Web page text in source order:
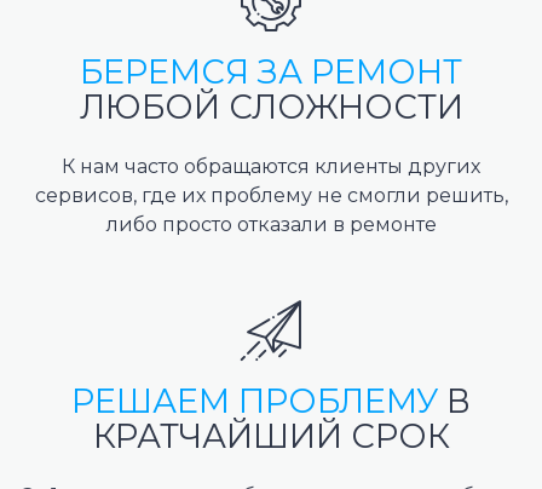
БЕРЕМСЯ ЗА РЕМОНТ
ЛЮБОЙ СЛОЖНОСТИ
К нам часто обращаются клиенты других
сервисов, где их проблему не смогли решить,
либо просто отказали в ремонте
РЕШАЕМ ПРОБЛЕМУ В
КРАТЧАЙШИЙ СРОК